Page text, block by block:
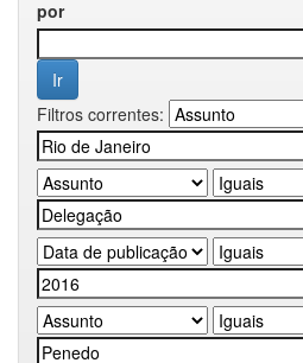
por
Filtros correntes: